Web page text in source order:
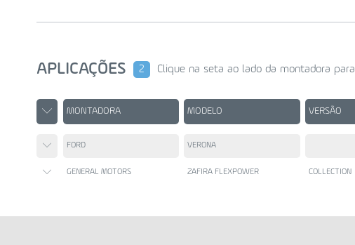
APLICAÇÕES 2 Clique na seta ao lado da montadora
MONTADORA MODELO VERSÃO
FORD VERONA
GENERAL MOTORS ZAFIRA FLEXPOWER COLLECTION